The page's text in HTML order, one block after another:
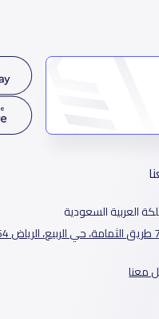
العربية السعودية
معنا